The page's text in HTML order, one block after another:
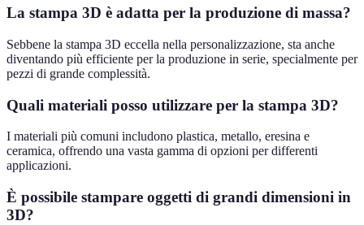
La stampa 3D è adatta per la produzione di massa?
Sebbene la stampa 3D eccella nella personalizzazione, sta anche
diventando più efficiente per la produzione in serie, specialmente per
pezzi di grande complessità.
Quali materiali posso utilizzare per la stampa 3D?
I materiali più comuni includono plastica, metallo, eresina e
ceramica, offrendo una vasta gamma di opzioni per differenti
applicazioni.
È possibile stampare oggetti di grandi dimensioni in
3D?